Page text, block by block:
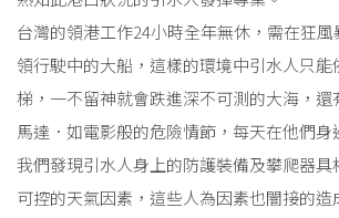
台灣的領港工作24小時全年無休，需在狂
領行駛中的大船，這樣的環境中引水人只能
梯，一不留神就會跌進深不可測的大海，
馬達．如電影般的危險情節，每天在他們身
我們發現引水人身上的防護裝備及攀爬器具
可控的天氣因素，這些人為因素也闇接的造